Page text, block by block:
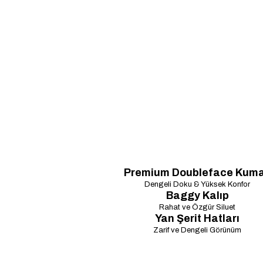
Premium Doubleface
Dengeli Doku & Yüksek Konfor
Baggy Kalıp
Rahat ve Özgür Siluet
Yan Şerit Hatları
Zarif ve Dengeli Görünüm